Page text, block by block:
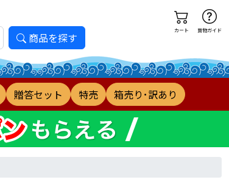
商品を探す
カート 買物ガイド
贈答セット 特売 箱売り･訳あり